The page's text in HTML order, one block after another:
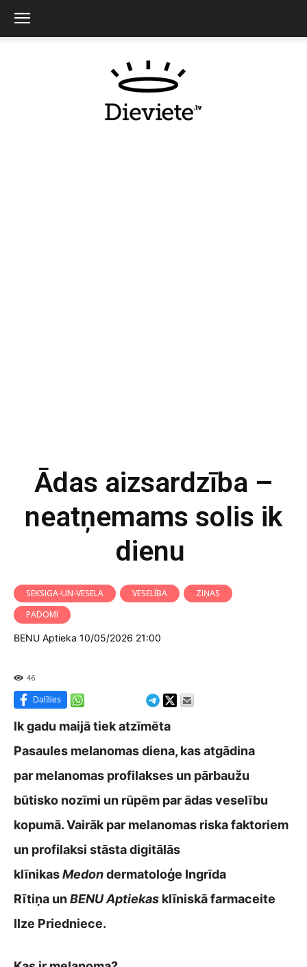
Ādas aizsardzība –
neatņemams solis ik
dienu
SEKSIGA-UN-VESELA VESELĪBA
ZIŅAS
PADOMI
BENU Aptieka 10/05/2026 21:00
46
Dalīties
Ik gadu maijā tiek atzīmēta
Pasaules melanomas diena, kas atgādina
par melanomas profilakses un pārbaužu
būtisko nozīmi un rūpēm par ādas veselību
kopumā. Vairāk par melanomas riska faktoriem
un profilaksi stāsta digitālās
klīnikasMedondermatoloģe Ingrīda
Rītiņa unBENU Aptiekas klīniskā farmaceite
Ilze Priedniece.